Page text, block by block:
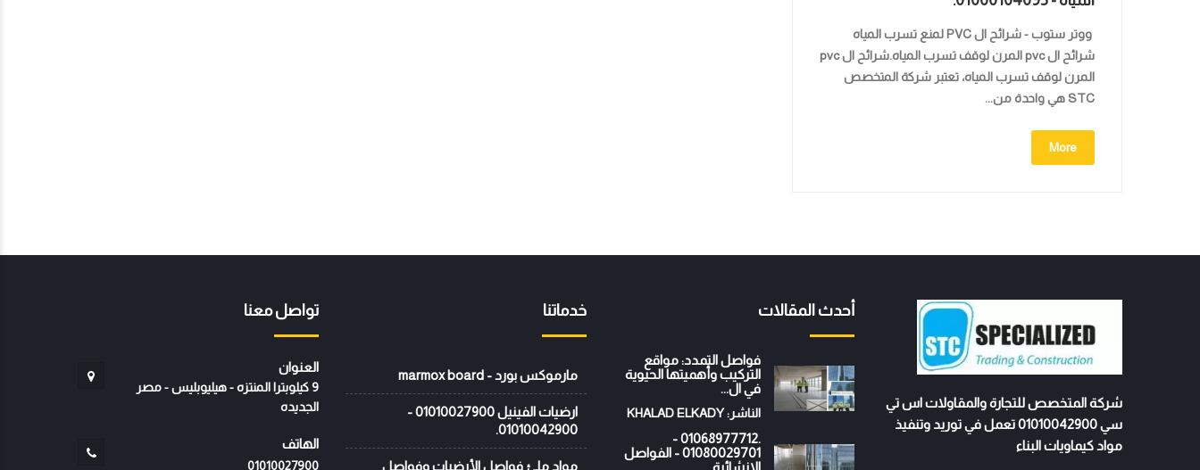
ووتر ستوب - شرائح ال PVC لمنع تسرب المياه
شرائح ال pvc المرن لوقف تسرب المياه.شرائح ال pvc
المرن لوقف تسرب المياه، تعتبر شركة المتخصص
STC هي واحدة من...
More
شركة المتخصص للتجارة والمقاولات اس تي
سي 01010042900 تعمل في توريد وتنفيذ
مواد كيماويات البناء
أحدث المقالات
فواصل التمدد: مواقع
التركيب وأهميتها الحيوية
في ال...
الناشر: KHALAD ELKADY
.01068977712 -
01080029701 - الفواصل
خدماتنا
مارموكس بورد - marmox board
ارضيات الفينيل 01010027900 -
01010042900.
مواد ملئ فواصل الأرضيات وفواصل
تواصل معنا
العنوان
9 كيلوبترا المنتزه - هيليوبليس - مصر
الجديده
الهاتف
01010027900